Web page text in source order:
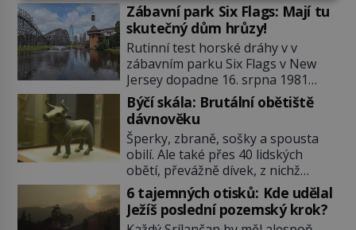
Zábavní park Six Flags: Mají tu
skutečný dům hrůzy!
Rutinní test horské dráhy v v
zábavním parku Six Flags v New
Jersey dopadne 16. srpna 1981
katastrofou. 20letý technik Scott
Tyler se zřítí na zem! Zranění jsou
neslučitelná se životem. „Nepoužil
bezpečnostní zábranu,“ osvětlí
smrtelnou nehodu tiskový mluvčí
parku a vyšetřovatelé mu dávají za
pravdu: „Atrakce je v pořádku.“ A
pak přijde srpen roku […]
Býčí skála: Brutální obětiště
dávnověku
Šperky, zbraně, sošky a spousta
obilí. Ale také přes 40 lidských
obětí, převážně dívek, z nichž
některým rozetnou hlavu a
useknou končetiny. To je slavný
halštatský pohřeb. V Evropě
6 tajemných otisků: Kde udělal
Ježíš poslední pozemský krok?